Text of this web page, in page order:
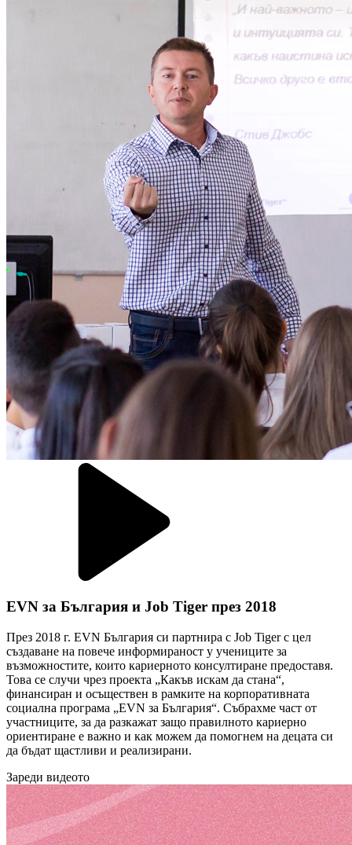
EVN за България и Job Tiger през 2018
През 2018 г. EVN България си партнира с Job Tiger с цел
създаване на повече информираност у учениците за
възможностите, които кариерното консултиране предоставя.
Това се случи чрез проекта „Какъв искам да стана“,
финансиран и осъществен в рамките на корпоративната
социална програма „EVN за България“. Събрахме част от
участниците, за да разкажат защо правилното кариерно
ориентиране е важно и как можем да помогнем на децата си
да бъдат щастливи и реализирани.
Зареди видеото